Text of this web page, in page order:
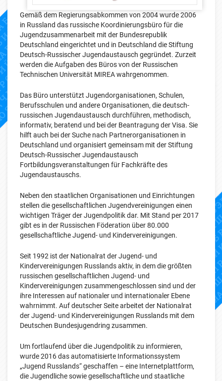
Gemäß dem Regierungsabkommen von 2004 wurde 2006
in Russland das russische Koordinierungsbüro für die
Jugendzusammenarbeit mit der Bundesrepublik
Deutschland eingerichtet und in Deutschland die Stiftung
Deutsch-Russischer Jugendaustausch gegründet. Zurzeit
werden die Aufgaben des Büros von der Russischen
Technischen Universität MIREA wahrgenommen.
Das Büro unterstützt Jugendorganisationen, Schulen,
Berufsschulen und andere Organisationen, die deutsch-
russischen Jugendaustausch durchführen, methodisch,
informativ, beratend und bei der Beantragung der Visa. Sie
hilft auch bei der Suche nach Partnerorganisationen in
Deutschland und organisiert gemeinsam mit der Stiftung
Deutsch-Russischer Jugendaustausch
Fortbildungsveranstaltungen für Fachkräfte des
Jugendaustauschs.
Neben den staatlichen Organisationen und Einrichtungen
stellen die gesellschaftlichen Jugendvereinigungen einen
wichtigen Träger der Jugendpolitik dar. Mit Stand per 2017
gibt es in der Russischen Föderation über 80.000
gesellschaftliche Jugend- und Kindervereinigungen.
Seit 1992 ist der Nationalrat der Jugend- und
Kindervereinigungen Russlands aktiv, in dem die größten
russischen gesellschaftlichen Jugend- und
Kindervereinigungen zusammengeschlossen sind und der
ihre Interessen auf nationaler und internationaler Ebene
wahrnimmt. Auf deutscher Seite arbeitet der Nationalrat
der Jugend- und Kindervereinigungen Russlands mit dem
Deutschen Bundesjugendring zusammen.
Um fortlaufend über die Jugendpolitik zu informieren,
wurde 2016 das automatisierte Informationssystem
„Jugend Russlands“ geschaffen – eine Internetplattform,
die Jugendliche sowie gesellschaftliche und staatliche